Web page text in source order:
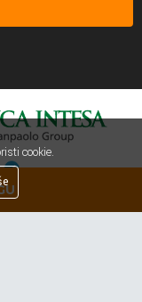
cookie.